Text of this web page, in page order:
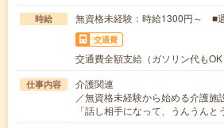
時給 無資格未経験：時給1300円～ ■
交通費
交通費全額支給（ガソリン代もOK
仕事内容
介護関連
／無資格未経験から始める介護施
「話し相手になって、うんうん